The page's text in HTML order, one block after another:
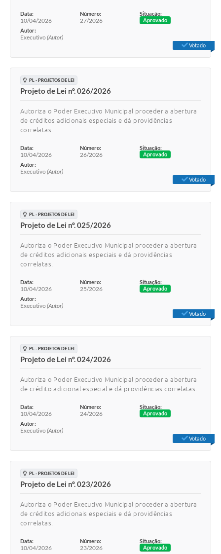
Data:
10/04/2026
Número:
27/2026
Situação:
Aprovado
Autor:
Executivo (Autor)
Votado
PL - PROJETOS DE LEI
Projeto de Lei nº. 026/2026
Autoriza o Poder Executivo Municipal proceder a abertura
de créditos adicionais especiais e dá providências
correlatas.
Data:
10/04/2026
Número:
26/2026
Situação:
Aprovado
Autor:
Executivo (Autor)
Votado
PL - PROJETOS DE LEI
Projeto de Lei nº. 025/2026
Autoriza o Poder Executivo Municipal proceder a abertura
de créditos adicionais especiais e dá providências
correlatas.
Data:
10/04/2026
Número:
25/2026
Situação:
Aprovado
Autor:
Executivo (Autor)
Votado
PL - PROJETOS DE LEI
Projeto de Lei nº. 024/2026
Autoriza o Poder Executivo Municipal proceder a abertura
de crédito adicional especial e dá providências correlatas.
Data:
10/04/2026
Número:
24/2026
Situação:
Aprovado
Autor:
Executivo (Autor)
Votado
PL - PROJETOS DE LEI
Projeto de Lei nº. 023/2026
Autoriza o Poder Executivo Municipal proceder a abertura
de créditos adicionais especiais e dá providências
correlatas.
Data:
10/04/2026
Número:
23/2026
Situação:
Aprovado